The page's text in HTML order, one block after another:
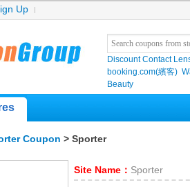
Up
Discount Contact
booking.com(繽客)
Beauty
Coupon > Sporter
Site Name： Sporter